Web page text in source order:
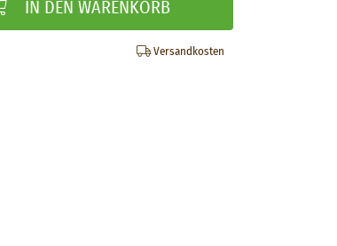
IN DEN WARENKORB
Versandkosten